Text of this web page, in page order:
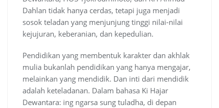
Dahlan tidak hanya cerdas, tetapi juga menjadi
sosok teladan yang menjunjung tinggi nilai-nilai
kejujuran, keberanian, dan kepedulian.
Pendidikan yang membentuk karakter dan akhlak
mulia bukanlah pendidikan yang hanya mengajar,
melainkan yang mendidik. Dan inti dari mendidik
adalah keteladanan. Dalam bahasa Ki Hajar
Dewantara: ing ngarsa sung tuladha, di depan